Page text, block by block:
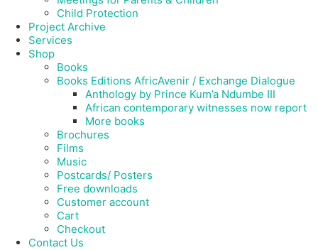
Child Protection
Project Archive
Services
Shop
Books
Books Editions AfricAvenir / Exchange Dialogue
Anthology by Prince Kum’a Ndumbe III
African contemporary witnesses now report
More books
Brochures
Films
Music
Postcards/ Posters
Free downloads
Customer account
Cart
Checkout
Contact Us